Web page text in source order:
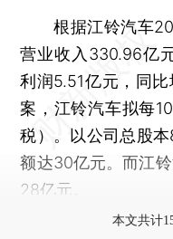
根据江铃汽车
营业收入330.96亿
利润5.51亿元，同
案，江铃汽车拟每
税）。以公司总股
额达30亿元。而江
28亿元。
本文共计